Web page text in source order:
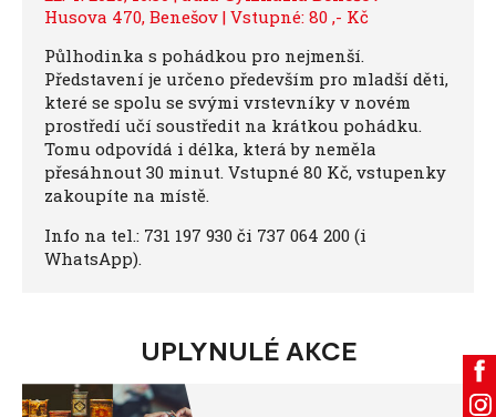
Husova 470, Benešov | Vstupné: 80 ,- Kč
Půlhodinka s pohádkou pro nejmenší.
Představení je určeno především pro mladší děti,
které se spolu se svými vrstevníky v novém
prostředí učí soustředit na krátkou pohádku.
Tomu odpovídá i délka, která by neměla
přesáhnout 30 minut. Vstupné 80 Kč, vstupenky
zakoupíte na místě.
Info na tel.: 731 197 930 či 737 064 200 (i
WhatsApp).
UPLYNULÉ AKCE